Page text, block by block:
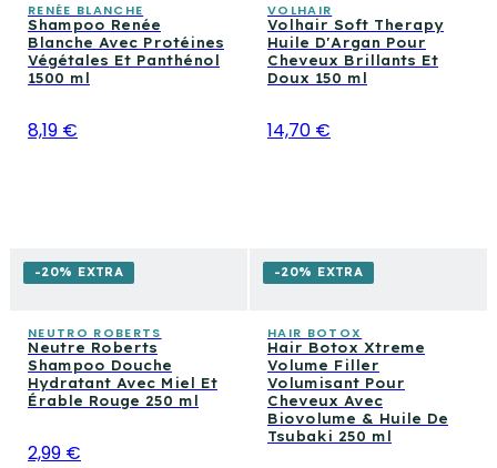
RENÉE BLANCHE
Shampoo Renée
Blanche Avec Protéines
Végétales Et Panthénol
1500 ml
8,19 €
VOLHAIR
Volhair Soft Therapy
Huile D'Argan Pour
Cheveux Brillants Et
Doux 150 ml
14,70 €
-20% EXTRA
NEUTRO ROBERTS
Neutre Roberts
Shampoo Douche
Hydratant Avec Miel Et
Érable Rouge 250 ml
2,99 €
-20% EXTRA
HAIR BOTOX
Hair Botox Xtreme
Volume Filler
Volumisant Pour
Cheveux Avec
Biovolume & Huile De
Tsubaki 250 ml